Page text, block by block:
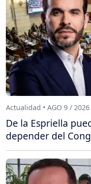
Actualidad • AGO 9 / 2026
De la Espriella
depender del